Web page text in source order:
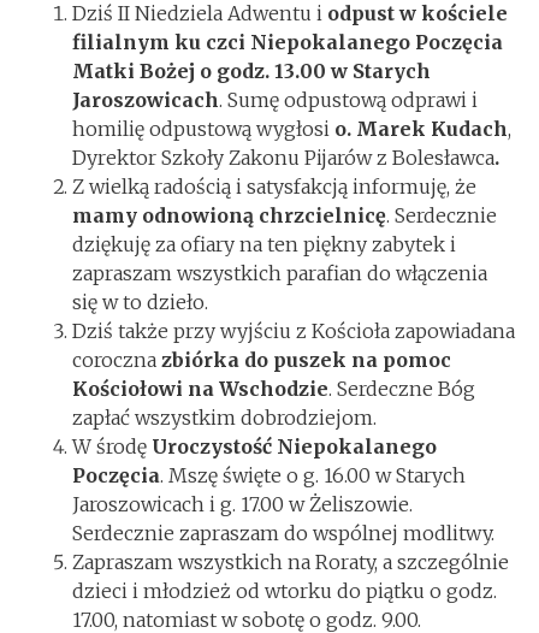
Dziś II Niedziela Adwentu i odpustw kościele
filialnym ku czci Niepokalanego Poczęcia
Matki Bożej o godz. 13.00 w Starych
Jaroszowicach. Sumę odpustową odprawi i
homilię odpustową wygłosi o. Marek Kudach,
Dyrektor Szkoły Zakonu Pijarów z Bolesławca.
Z wielką radością i satysfakcją informuję, że
mamy odnowioną chrzcielnicę. Serdecznie
dziękuję za ofiary na ten piękny zabytek i
zapraszam wszystkich parafian do włączenia
się w to dzieło.
Dziś także przy wyjściu z Kościoła zapowiadana
coroczna zbiórka do puszek na pomoc
Kościołowi na Wschodzie. Serdeczne Bóg
zapłać wszystkim dobrodziejom.
W środę Uroczystość Niepokalanego
Poczęcia. Mszę święte o g. 16.00 w Starych
Jaroszowicach i g. 17.00 w Żeliszowie.
Serdecznie zapraszam do wspólnej modlitwy.
Zapraszam wszystkich na Roraty, a szczególnie
dzieci i młodzież od wtorku do piątku o godz.
17.00, natomiast w sobotę o godz. 9.00.